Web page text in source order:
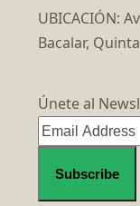
UBICACIÓN:
Bacalar,
Únete al